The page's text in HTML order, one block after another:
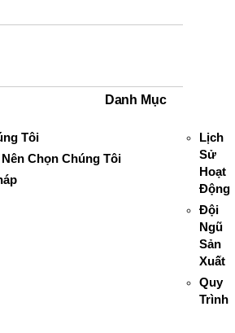
Danh Mục
Tôi
Chọn Chúng Tôi
Lịch
Sử
Hoạt
Động
Đội
Ngũ
Sản
Xuất
Quy
Trình